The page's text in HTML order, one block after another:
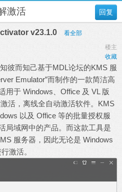
回复
激活
v23.1.0 看全部
楼主
收藏
彼而知己基于MDL论坛的KMS 服
Emulator”而制作的一款简洁高
用于 Windows、Office 及 VL 版
活，离线全自动激活软件。KMS
以及 Office 等的批量授权服
局域网中的产品。而这款工具是
服务器，因此无论是 Windows
激活。